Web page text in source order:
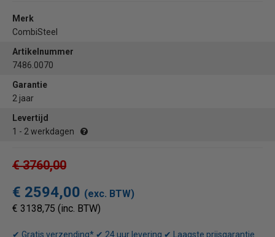
Merk
CombiSteel
Artikelnummer
7486.0070
Garantie
2 jaar
Levertijd
1 - 2 werkdagen
€ 3760,00
€ 2594,00 (exc. BTW)
€ 3138,75 (inc. BTW)
✔ Gratis verzending* ✔ 24 uur levering ✔ Laagste prijsgarantie